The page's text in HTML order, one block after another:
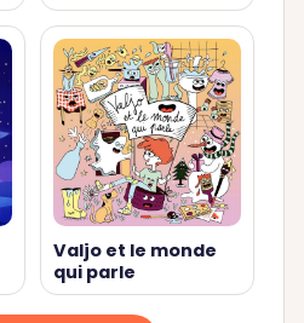
Valjo et le monde
qui parle